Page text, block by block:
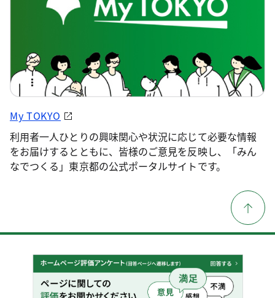
My TOKYO
利用者一人ひとりの興味関心や状況に応じて必要な情報
をお届けするとともに、皆様のご意見を反映し、「みん
なでつくる」東京都の公式ポータルサイトです。